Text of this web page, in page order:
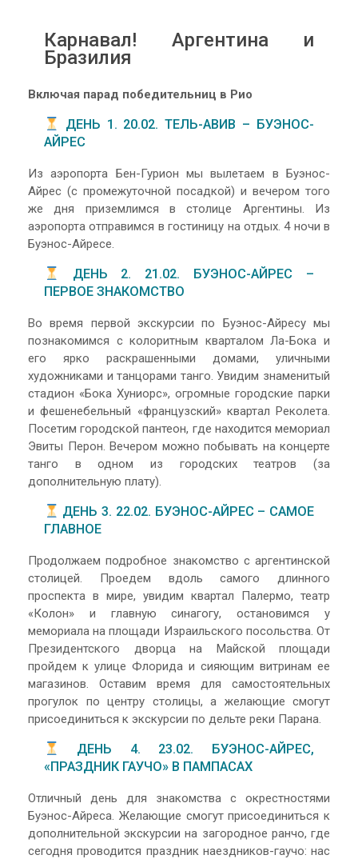
Карнавал! Аргентина и
Бразилия
Включая парад победительниц в Рио
ДЕНЬ 1. 20.02. ТЕЛЬ-АВИВ – БУЭНОС-
АЙРЕС
Из аэропорта Бен-Гурион мы вылетаем в Буэнос-
Айрес (с промежуточной посадкой) и вечером того
же дня приземлимся в столице Аргентины. Из
аэропорта отправимся в гостиницу на отдых. 4 ночи в
Буэнос-Айресе.
ДЕНЬ 2. 21.02. БУЭНОС-АЙРЕС –
ПЕРВОЕ ЗНАКОМСТВО
Во время первой экскурсии по Буэнос-Айресу мы
познакомимся с колоритным кварталом Ла-Бока и
его ярко раскрашенными домами, уличными
художниками и танцорами танго. Увидим знаменитый
стадион «Бока Хуниорс», огромные городские парки
и фешенебельный «французский» квартал Реколета.
Посетим городской пантеон, где находится мемориал
Эвиты Перон. Вечером можно побывать на концерте
танго в одном из городских театров (за
дополнительную плату).
ДЕНЬ 3. 22.02. БУЭНОС-АЙРЕС – САМОЕ
ГЛАВНОЕ
Продолжаем подробное знакомство с аргентинской
столицей. Проедем вдоль самого длинного
проспекта в мире, увидим квартал Палермо, театр
«Колон» и главную синагогу, остановимся у
мемориала на площади Израильского посольства. От
Президентского дворца на Майской площади
пройдем к улице Флорида и сияющим витринам ее
магазинов. Оставим время для самостоятельных
прогулок по центру столицы, а желающие смогут
присоединиться к экскурсии по дельте реки Парана.
ДЕНЬ 4. 23.02. БУЭНОС-АЙРЕС,
«ПРАЗДНИК ГАУЧО» В ПАМПАСАХ
Отличный день для знакомства с окрестностями
Буэнос-Айреса. Желающие смогут присоединиться к
дополнительной экскурсии на загородное ранчо, где
сегодня проводится праздник наездников-гаучо: нас